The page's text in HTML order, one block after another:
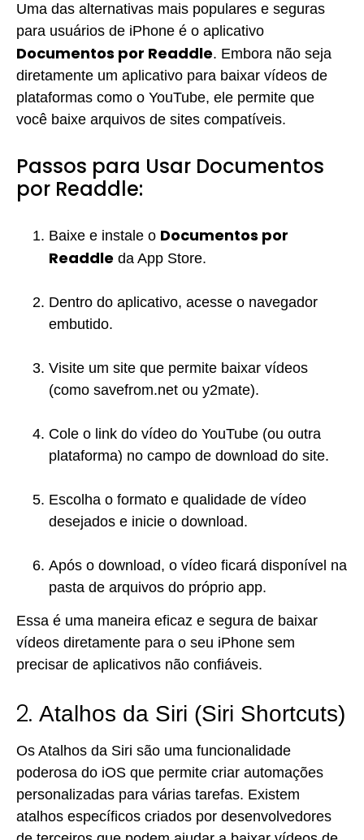
Uma das alternativas mais populares e seguras
para usuários de iPhone é o aplicativo
Documentos por Readdle. Embora não seja
diretamente um aplicativo para baixar vídeos de
plataformas como o YouTube, ele permite que
você baixe arquivos de sites compatíveis.
Passos para Usar Documentos
por Readdle:
Baixe e instale o Documentos por
Readdle da App Store.
Dentro do aplicativo, acesse o navegador
embutido.
Visite um site que permite baixar vídeos
(como savefrom.net ou y2mate).
Cole o link do vídeo do YouTube (ou outra
plataforma) no campo de download do site.
Escolha o formato e qualidade de vídeo
desejados e inicie o download.
Após o download, o vídeo ficará disponível na
pasta de arquivos do próprio app.
Essa é uma maneira eficaz e segura de baixar
vídeos diretamente para o seu iPhone sem
precisar de aplicativos não confiáveis.
2. Atalhos da Siri (Siri Shortcuts)
Os Atalhos da Siri são uma funcionalidade
poderosa do iOS que permite criar automações
personalizadas para várias tarefas. Existem
atalhos específicos criados por desenvolvedores